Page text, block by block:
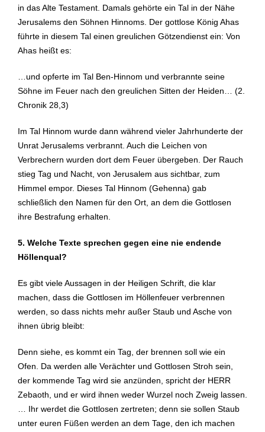
in das Alte Testament. Damals gehörte ein Tal in der Nähe
Jerusalems den Söhnen Hinnoms. Der gottlose König Ahas
führte in diesem Tal einen greulichen Götzendienst ein: Von
Ahas heißt es:
…und opferte im Tal Ben-Hinnom und verbrannte seine
Söhne im Feuer nach den greulichen Sitten der Heiden… (2.
Chronik 28,3)
Im Tal Hinnom wurde dann während vieler Jahrhunderte der
Unrat Jerusalems verbrannt. Auch die Leichen von
Verbrechern wurden dort dem Feuer übergeben. Der Rauch
stieg Tag und Nacht, von Jerusalem aus sichtbar, zum
Himmel empor. Dieses Tal Hinnom (Gehenna) gab
schließlich den Namen für den Ort, an dem die Gottlosen
ihre Bestrafung erhalten.
5. Welche Texte sprechen gegen eine nie endende
Höllenqual?
Es gibt viele Aussagen in der Heiligen Schrift, die klar
machen, dass die Gottlosen im Höllenfeuer verbrennen
werden, so dass nichts mehr außer Staub und Asche von
ihnen übrig bleibt:
Denn siehe, es kommt ein Tag, der brennen soll wie ein
Ofen. Da werden alle Verächter und Gottlosen Stroh sein,
der kommende Tag wird sie anzünden, spricht der HERR
Zebaoth, und er wird ihnen weder Wurzel noch Zweig lassen.
… Ihr werdet die Gottlosen zertreten; denn sie sollen Staub
unter euren Füßen werden an dem Tage, den ich machen